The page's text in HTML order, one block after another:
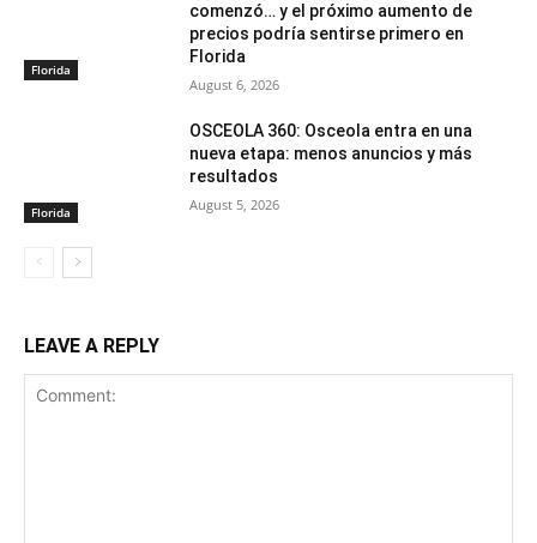
Florida
comenzó… y el próximo aumento de
precios podría sentirse primero en
Florida
August 6, 2026
Florida
OSCEOLA 360: Osceola entra en una
nueva etapa: menos anuncios y más
resultados
August 5, 2026
LEAVE A REPLY